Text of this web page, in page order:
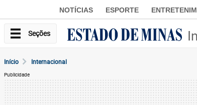
NOTÍCIAS ESPORTE
Seções
Início Internacional
Publicidade